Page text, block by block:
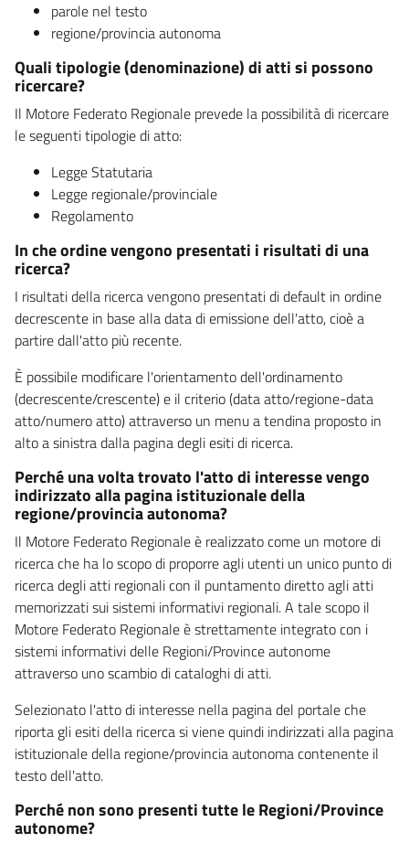
parole nel testo
regione/provincia autonoma
Quali tipologie (denominazione) di atti si possono
ricercare?
Il Motore Federato Regionale prevede la possibilità di ricercare
le seguenti tipologie di atto:
Legge Statutaria
Legge regionale/provinciale
Regolamento
In che ordine vengono presentati i risultati di una
ricerca?
I risultati della ricerca vengono presentati di default in ordine
decrescente in base alla data di emissione dell'atto, cioè a
partire dall'atto più recente.
È possibile modificare l'orientamento dell'ordinamento
(decrescente/crescente) e il criterio (data atto/regione-data
atto/numero atto) attraverso un menu a tendina proposto in
alto a sinistra dalla pagina degli esiti di ricerca.
Perché una volta trovato l'atto di interesse vengo
indirizzato alla pagina istituzionale della
regione/provincia autonoma?
Il Motore Federato Regionale è realizzato come un motore di
ricerca che ha lo scopo di proporre agli utenti un unico punto di
ricerca degli atti regionali con il puntamento diretto agli atti
memorizzati sui sistemi informativi regionali. A tale scopo il
Motore Federato Regionale è strettamente integrato con i
sistemi informativi delle Regioni/Province autonome
attraverso uno scambio di cataloghi di atti.
Selezionato l'atto di interesse nella pagina del portale che
riporta gli esiti della ricerca si viene quindi indirizzati alla pagina
istituzionale della regione/provincia autonoma contenente il
testo dell'atto.
Perché non sono presenti tutte le Regioni/Province
autonome?